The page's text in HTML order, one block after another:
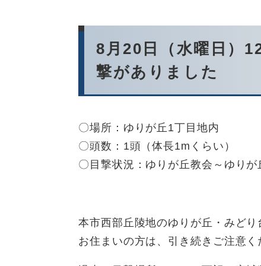
8月20日（水曜日）
撃がありました
〇場所：ゆりが丘1丁目地内
〇頭数：1頭（体長1mくらい）
〇目撃状況：ゆりが丘教会～ゆり
本市西部丘陵地のゆりが丘・みど
お住まいの方は、引き続きご注意く